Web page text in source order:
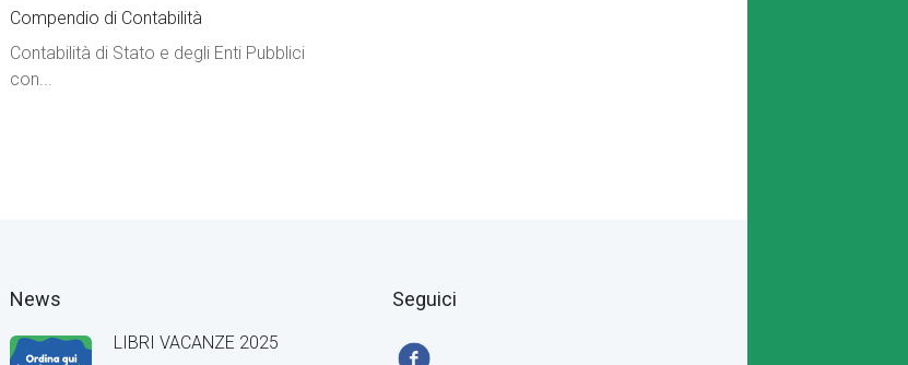
Compendio di Contabilità
Contabilità di Stato e degli Enti Pubblici
con...
News
LIBRI VACANZE 2025
Seguici